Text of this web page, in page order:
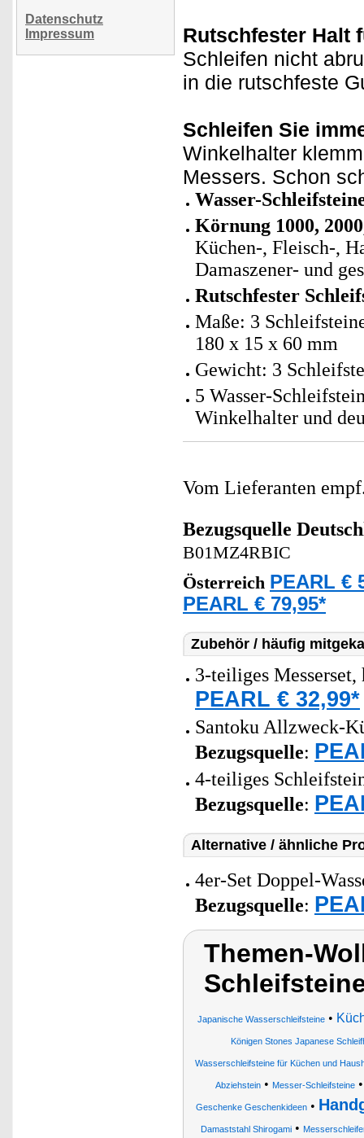
Datenschutz
Impressum
Rutschfester Halt
Schleifen nicht
in die rutschfeste
Schleifen Sie
Winkelhalter
Messers. Schon
Wasser-
Körnung 1000,
Küchen-, Fleisch-,
Damaszener- und
Rutschfester
Maße: 3
180 x 15 x 60 mm
Gewicht: 3
5 Wasser-
Winkelhalter und
Vom Lieferanten
Bezugsquelle
B01MZ4RBIC
Österreich PEARL €
PEARL € 79,95*
Zubehör / häufig
3-teiliges
PEARL € 32,99*
Santoku Allzweck-
Bezugsquelle:
4-teiliges
Bezugsquelle:
Alternative / ähnliche
4er-Set Doppel-
Bezugsquelle:
Themen-
Japanische Wasserschleifsteine •
Königen Stones Japanese
Wasserschleifsteine für Küchen und
Abziehstein• Messer-Schleifsteine
Geschenke Geschenkideen •
Damaststahl Shirogami•